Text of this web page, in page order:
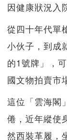
因健康狀況入
從四十年代單
小伙子，到成
的1號牌」，
國文物拍賣市
這位「雲海閣
倦，近年縱使
然西裝革履，